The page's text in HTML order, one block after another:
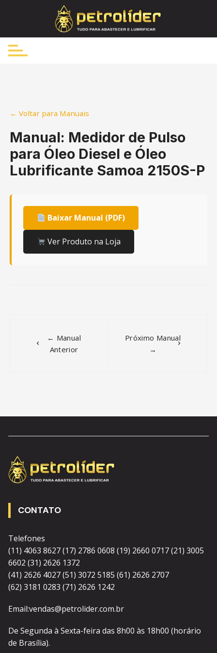
← Voltar para Manuais
Manual: Medidor de Pulso
para Óleo Diesel e Óleo
Lubrificante Samoa 2150S-P
Baixar Manual (PDF)
Ver Produto na Loja
navigation
← Manual
Anterior
Próximo Manual
→
CONTATO
Telefones
(11) 4063 8627 (17) 2786 0608 (19) 2660 0717 (21) 3005
6602 (31) 2626 1372
(41) 2626 4027 (51) 3072 5185 (61) 2626 2707
(62) 3181 0283 (71) 2626 1242
Email:vendas@petrolider.com.br
De Segunda à Sexta-feira das 8h00 às 18h00 (horário
de Brasília).